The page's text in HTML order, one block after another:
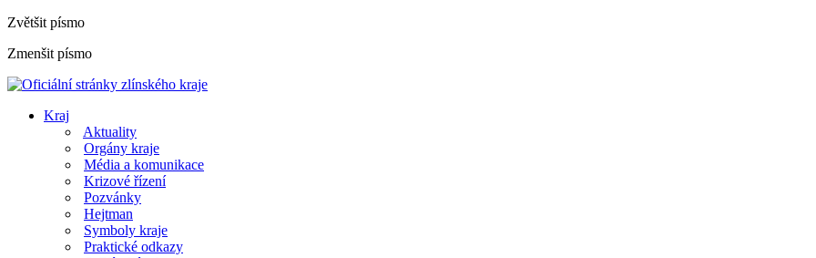
Zvětšit písmo
Zmenšit písmo
Kraj
Aktuality
Orgány kraje
Média a komunikace
Krizové řízení
Pozvánky
Hejtman
Symboly kraje
Praktické odkazy